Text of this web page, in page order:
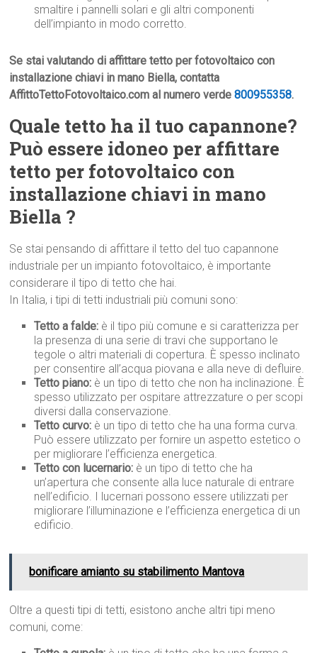
smaltire i pannelli solari e gli altri componenti
dell’impianto in modo corretto.
Se stai valutando di affittare tetto per fotovoltaico con
installazione chiavi in mano Biella, contatta
AffittoTettoFotovoltaico.com al numero verde800955358.
Quale tetto ha il tuo capannone?
Può essere idoneo per affittare
tetto per fotovoltaico con
installazione chiavi in mano
Biella ?
Se stai pensando di affittare il tetto del tuo capannone
industriale per un impianto fotovoltaico, è importante
considerare il tipo di tetto che hai.
In Italia, i tipi di tetti industriali più comuni sono:
Tetto a falde: è il tipo più comune e si caratterizza per
la presenza di una serie di travi che supportano le
tegole o altri materiali di copertura. È spesso inclinato
per consentire all’acqua piovana e alla neve di defluire.
Tetto piano: è un tipo di tetto che non ha inclinazione. È
spesso utilizzato per ospitare attrezzature o per scopi
diversi dalla conservazione.
Tetto curvo: è un tipo di tetto che ha una forma curva.
Può essere utilizzato per fornire un aspetto estetico o
per migliorare l’efficienza energetica.
Tetto con lucernario: è un tipo di tetto che ha
un’apertura che consente alla luce naturale di entrare
nell’edificio. I lucernari possono essere utilizzati per
migliorare l’illuminazione e l’efficienza energetica di un
edificio.
bonificare amianto su stabilimento Mantova
Oltre a questi tipi di tetti, esistono anche altri tipi meno
comuni, come: